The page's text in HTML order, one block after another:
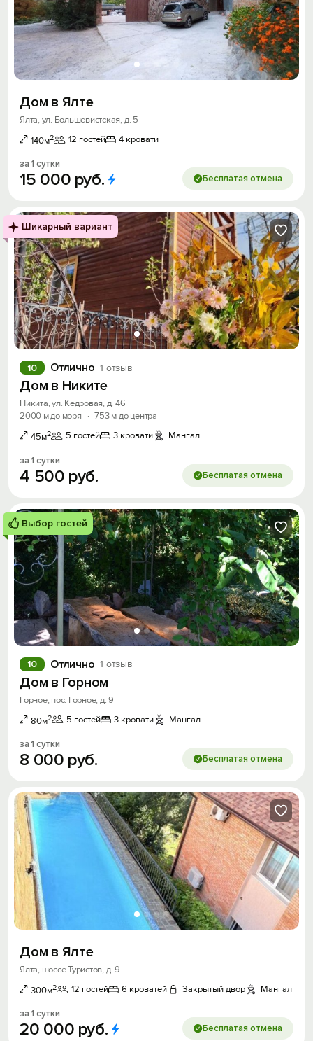
Дом в Ялте
Ялта, ул. Большевистская, д. 5
140м2 12 гостей 4 кровати
за 1 сутки
15 000 руб. Бесплатая отмена
Шикарный вариант
Отлично 1 отзыв
10
Дом в Никите
Никита, ул. Кедровая, д. 46
2000 м до моря
· 753 м до центра
45м2 5 гостей 3 кровати Мангал
за 1 сутки
4 500 руб. Бесплатая отмена
Выбор гостей
Отлично 1 отзыв
10
Дом в Горном
Горное, пос. Горное, д. 9
80м2 5 гостей 3 кровати Мангал
за 1 сутки
8 000 руб. Бесплатая отмена
Дом в Ялте
Ялта, шоссе Туристов, д. 9
300м2 12 гостей 6 кроватей Закрытый двор Мангал
за 1 сутки
20 000 руб. Бесплатая отмена